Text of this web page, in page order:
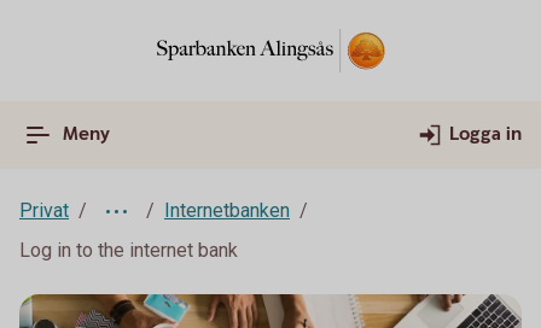
Meny Logga in
Privat
Internetbanken
Log in to the internet bank